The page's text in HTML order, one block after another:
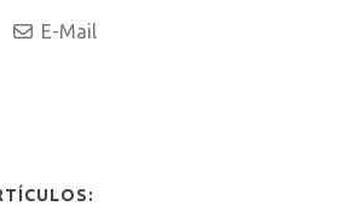
E-Mail